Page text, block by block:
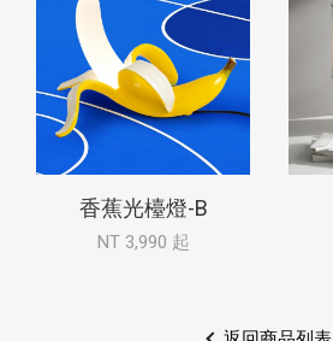
香蕉光檯燈-B
NT 3,990 起